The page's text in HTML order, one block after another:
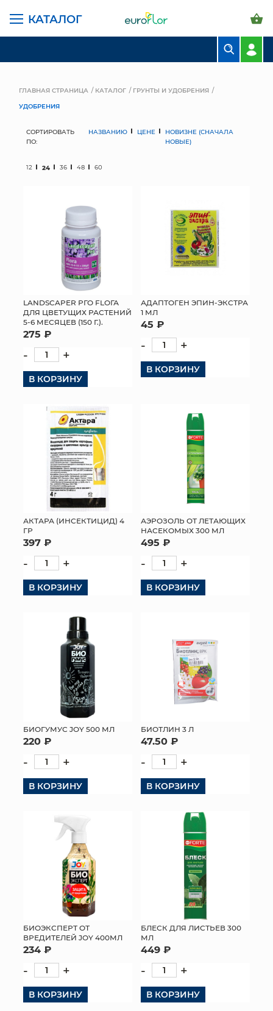
КАТАЛОГ
СВАДЕБНАЯ ФЛОРИСТИКА
ГРУНТЫ И УДОБРЕНИЯ
ПРЕДМЕТЫ ИНТЕРЬЕРА
КОРЗИНЫ
ЯЩИКИ
СУНДУКИ
ПАКЕТЫ И СУМКИ
ПОДАРОЧНЫЕ КАРТЫ
ТОРГОВЫЙ ЦЕНТР
ОПТОВЫМ КЛИЕНТАМ
КОНТАКТЫ
ГЛАВНАЯ СТРАНИЦА КАТАЛОГ
ГРУНТЫ И УДОБРЕНИЯ
УДОБРЕНИЯ
СОРТИРОВАТЬ
ПО:
НАЗВАНИЮ ЦЕНЕ
НОВИЗНЕ (СНАЧАЛА
НОВЫЕ)
12 24 36 48 60
LANDSCAPER РГО FLОГА
ДЛЯ ЦВЕТУЩИХ РАСТЕНИЙ
5-6 МЕСЯЦЕВ (150 Г.).
275 ₽
- +
В КОРЗИНУ
АДАПТОГЕН ЭПИН-ЭКСТРА
1 МЛ
45 ₽
- +
В КОРЗИНУ
АКТАРА (ИНСЕКТИЦИД) 4
ГР
397 ₽
- +
В КОРЗИНУ
АЭРОЗОЛЬ ОТ ЛЕТАЮЩИХ
НАСЕКОМЫХ 300 МЛ
495 ₽
- +
В КОРЗИНУ
БИОГУМУС JOY 500 МЛ
220 ₽
- +
В КОРЗИНУ
БИОТЛИН 3 Л
47.50 ₽
- +
В КОРЗИНУ
БИОЭКСПЕРТ ОТ
ВРЕДИТЕЛЕЙ JOY 400МЛ
234 ₽
- +
В КОРЗИНУ
БЛЕСК ДЛЯ ЛИСТЬЕВ 300
МЛ
449 ₽
- +
В КОРЗИНУ